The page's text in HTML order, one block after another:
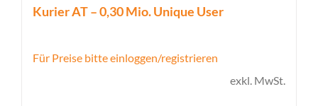
Kurier AT – 0,30 Mio. Unique User
Für Preise bitte einloggen/registrieren
exkl. MwSt.